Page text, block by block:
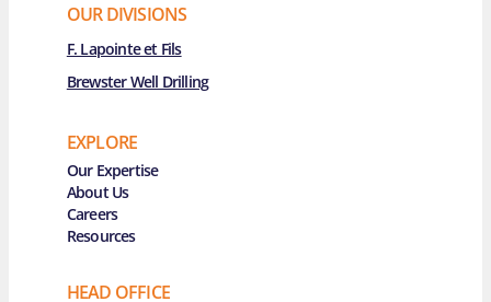
OUR DIVISIONS
F. Lapointe et Fils
Brewster Well Drilling
EXPLORE
Main Navigation
Our Expertise
About Us
Careers
Resources
HEAD OFFICE